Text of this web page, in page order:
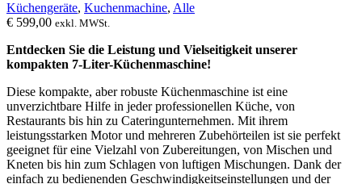
Küchengeräte, Kuchenmachine, Alle
€ 599,00 exkl. MWSt.
Entdecken Sie die Leistung und Vielseitigkeit unserer
kompakten 7-Liter-Küchenmaschine!
Diese kompakte, aber robuste Küchenmaschine ist eine
unverzichtbare Hilfe in jeder professionellen Küche, von
Restaurants bis hin zu Cateringunternehmen. Mit ihrem
leistungsstarken Motor und mehreren Zubehörteilen ist sie perfekt
geeignet für eine Vielzahl von Zubereitungen, von Mischen und
Kneten bis hin zum Schlagen von luftigen Mischungen. Dank der
einfach zu bedienenden Geschwindigkeitseinstellungen und der